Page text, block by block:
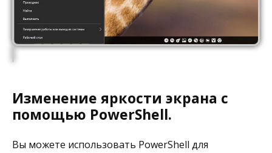
Изменение яркости экрана с
помощью PowerShell.
Вы можете использовать PowerShell для